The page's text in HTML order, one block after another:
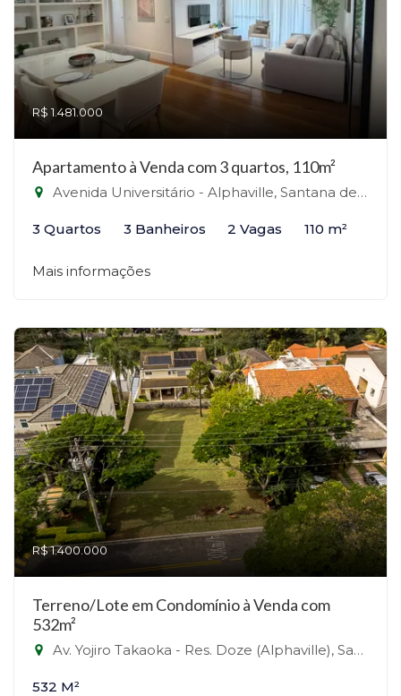
R$ 1.481.000
Apartamento à Venda com 3 quartos, 110m²
Avenida Universitário - Alphaville, Santana de Parnaíba-SP
3 Quartos 3 Banheiros 2 Vagas 110 m²
Mais informações
R$ 1.400.000
Terreno/Lote em Condomínio à Venda com
532m²
Av. Yojiro Takaoka - Res. Doze (Alphaville), Santana de Parnaíba - SP - Alphaville, Santana de Parnaíba-SP
532 M²